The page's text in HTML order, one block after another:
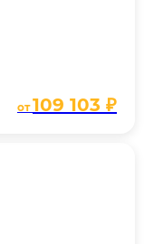
от109 103 ₽